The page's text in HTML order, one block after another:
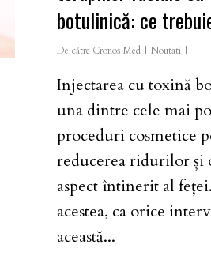
botulinică: ce
De către Cronos Med Noutati
Injectarea cu toxină
una dintre cele mai
proceduri cosmetice
reducerea ridurilor și
aspect întinerit al
acestea, ca orice
această...